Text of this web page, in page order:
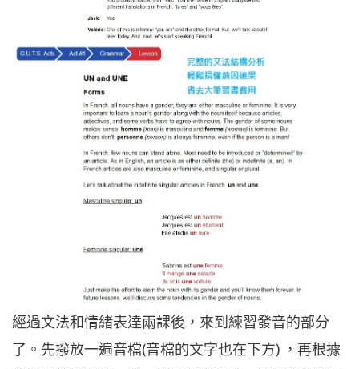
經過文法和情緒表達兩課後，來到練習發音的部分
了。先撥放一遍音檔(音檔的文字也在下方) ，再根據